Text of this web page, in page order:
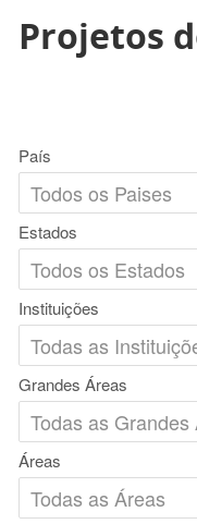
Projetos
País
Estados
Instituições
Grandes Áreas
Áreas